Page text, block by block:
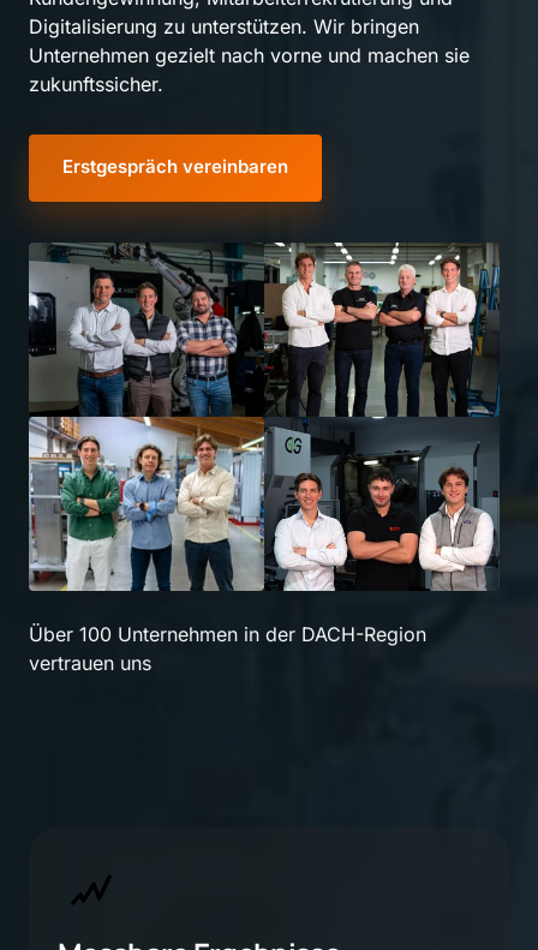
Digitalisierung zu unterstützen. Wir bringen
Unternehmen gezielt nach vorne und machen sie
zukunftssicher.
Erstgespräch vereinbaren
Über 100 Unternehmen in der DACH-Region
vertrauen uns